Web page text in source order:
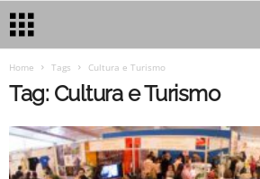
Home Tags Cultura e Turismo
Tag: Cultura e Turismo